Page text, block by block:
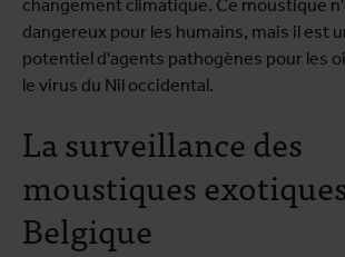
changement climatique. Ce moustique
dangereux pour les humains, mais il est
potentiel d'agents pathogènes pour les
le virus du Nil occidental.
La surveillance des
moustiques
Belgique